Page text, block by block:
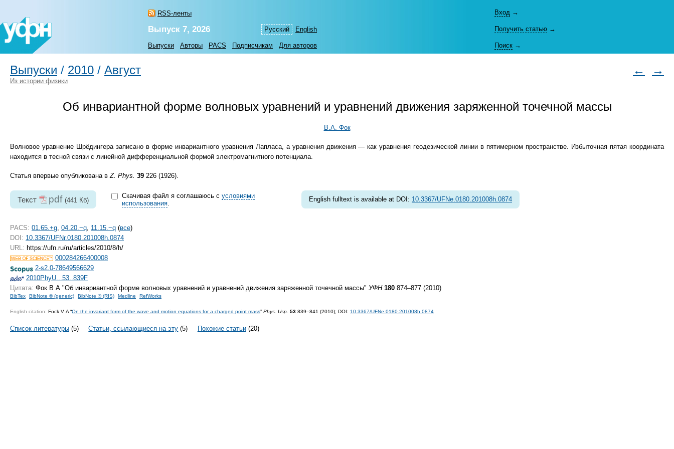
RSS-ленты
Русский English
Вход →
Выпуск 7, 2026 Получить статью →
Выпуски Авторы PACS Подписчикам Для авторов Поиск →
Выпуски / 2010 / Август ← →
Из истории физики
Об инвариантной форме волновых уравнений и уравнений движения заряженной точечной массы
В.А. Фок
Волновое уравнение Шрёдингера записано в форме инвариантного уравнения Лапласа, а уравнения движения — как уравнения геодезической линии в пятимерном пространстве. Избыточная пятая координата
находится в тесной связи с линейной дифференциальной формой электромагнитного потенциала.
Статья впервые опубликована вZ. Phys. 39 226 (1926).
Текст pdf (441 Кб)
Скачивая файл я соглашаюсь с условиями
использования.
English fulltext is available at DOI: 10.3367/UFNe.0180.201008h.0874
PACS: 01.65.+g 04.20.−q 11.15.−q (все)
DOI: 10.3367/UFNr.0180.201008h.0874
URL: https://ufn.ru/ru/articles/2010/8/h/
000284266400008
2-s2.0-78649566629
2010PhyU...53..839F
Цитата: Фок В А "Об инвариантной форме волновых уравнений и уравнений движения заряженной точечной массы" УФН 180 874–877 (2010)
BibTex BibNote ® (generic) BibNote ® (RIS) Medline RefWorks
English citation: Fock V A “On the invariant form of the wave and motion equations for a charged point mass” Phys. Usp. 53 839–841 (2010); DOI: 10.3367/UFNe.0180.201008h.0874
Список литературы (5) Статьи, ссылающиеся на эту (5) Похожие статьи(20)